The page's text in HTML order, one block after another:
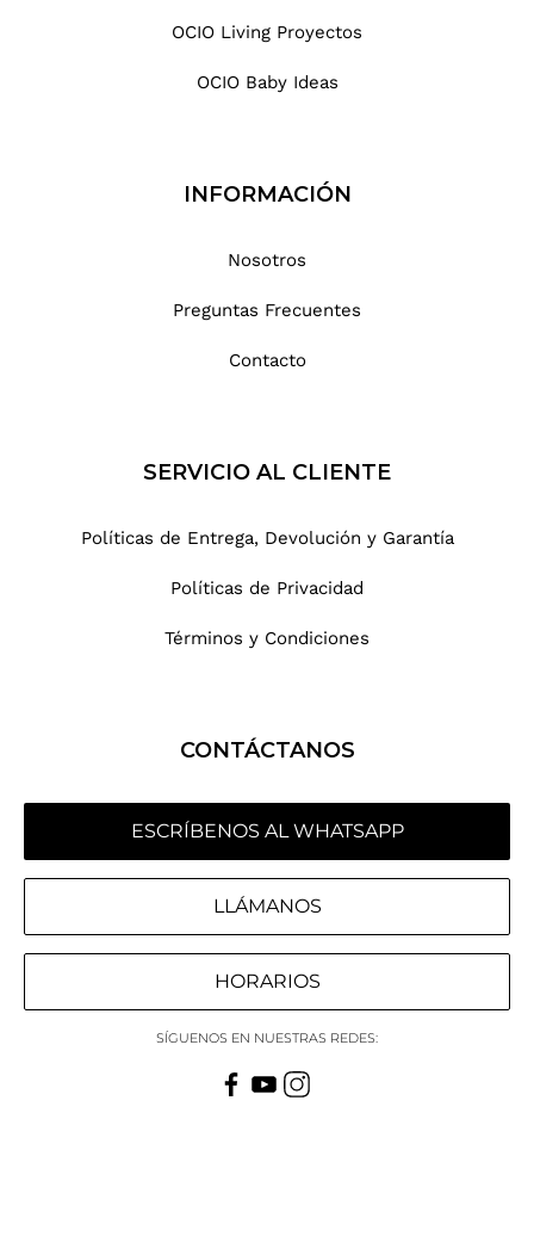
OCIO Living Proyectos
OCIO Baby Ideas
INFORMACIÓN
Nosotros
Preguntas Frecuentes
Contacto
SERVICIO AL CLIENTE
Políticas de Entrega, Devolución y Garantía
Políticas de Privacidad
Términos y Condiciones
CONTÁCTANOS
ESCRÍBENOS AL WHATSAPP
LLÁMANOS
HORARIOS
SÍGUENOS EN NUESTRAS REDES: